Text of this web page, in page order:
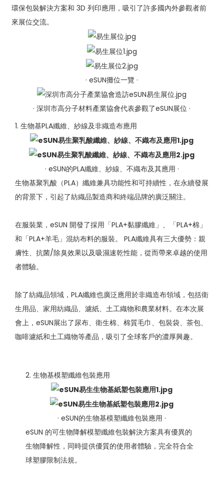
環保包裝解決方案和 3D 列印應用，吸引了許多國內外參觀者前
來展位交流。
· eSUN攤位一覽 ·
· 深圳市高分子材料產業協會代表參觀了eSUN展位 ·
1. 生物基PLA纖維、紗線及非織造布應用
· eSUN的PLA纖維、紗線、不織布及其應用 ·
生物基聚乳酸（PLA）纖維兼具功能性和可持續性，在永續發展
的背景下，引起了紡織品製造商和終端品牌的廣泛關注。
在服裝業，eSUN 開發了採用「PLA+黏膠纖維」、「PLA+棉」
和「PLA+羊毛」混紡布料的服裝。 PLA纖維具有三大優勢：親
膚性、抗菌/除臭效果以及吸濕速乾性能，從而帶來卓越的使用
者體驗。
除了紡織品領域，PLA纖維也廣泛應用於非織造布領域，包括衛
生用品、家用紡織品、濾紙、土工織物和農業材料。在本次展
會上，eSUN展出了尿布、衛生棉、棉質毛巾、包裝袋、茶包、
咖啡濾紙和土工織物等產品，吸引了全球客戶的濃厚興趣。
2. 生物基模塑纖維包裝應用
· eSUN的生物基模塑纖維包裝應用 ·
eSUN 的可生物降解模塑纖維包裝解決方案具有優異的
生物降解性，同時提供優質的使用者體驗，完全符合全
球塑膠限制法規。